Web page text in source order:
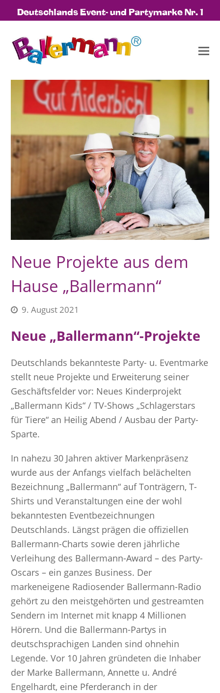
Deutschlands Event- und Partymarke Nr. 1
Neue Projekte aus dem
Hause „Ballermann“
9. August 2021
Neue „Ballermann“-Projekte
Deutschlands bekannteste Party- u. Eventmarke
stellt neue Projekte und Erweiterung seiner
Geschäftsfelder vor: Neues Kinderprojekt
„Ballermann Kids“ / TV-Shows „Schlagerstars
für Tiere“ an Heilig Abend / Ausbau der Party-
Sparte.
In nahezu 30 Jahren aktiver Markenpräsenz
wurde aus der Anfangs vielfach belächelten
Bezeichnung „Ballermann“ auf Tonträgern, T-
Shirts und Veranstaltungen eine der wohl
bekanntesten Eventbezeichnungen
Deutschlands. Längst prägen die offiziellen
Ballermann-Charts sowie deren jährliche
Verleihung des Ballermann-Award – des Party-
Oscars – ein ganzes Business. Der
markeneigene Radiosender Ballermann-Radio
gehört zu den meistgehörten und gestreamten
Sendern im Internet mit knapp 4 Millionen
Hörern. Und die Ballermann-Partys in
deutschsprachigen Landen sind ohnehin
Legende. Vor 10 Jahren gründeten die Inhaber
der Marke Ballermann, Annette u. André
Engelhardt, eine Pferderanch in der